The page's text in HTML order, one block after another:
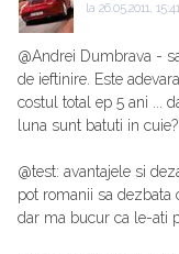
la 26.05.2011, 15:41
@Andrei Dumbrava -
de ieftinire. Este
costul total ep 5 ani ...
luna sunt batuti in cuie?
@test: avantajele si
pot romanii sa dezbata
dar ma bucur ca le-ati